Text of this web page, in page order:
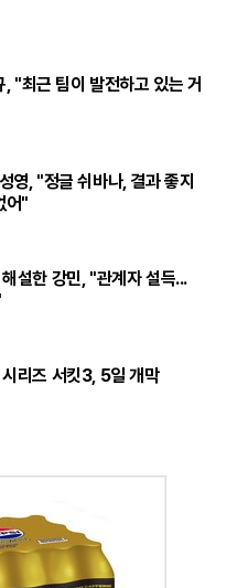
"최근 팀이 발전하고 있는 거
영, "정글 쉬바나, 결과 좋지
어"
설한 강민, "관계자 설득...
리즈 서킷3, 5일 개막